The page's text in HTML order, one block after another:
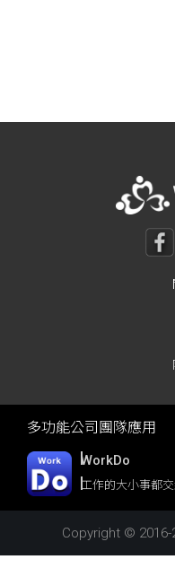
Posts
多功能公司團隊應用
WorkDo
工作的大小事都
Copyright © 2016-